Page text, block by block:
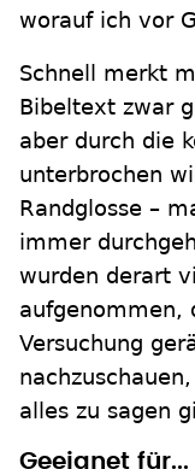
worauf ich vor
Schnell merkt
Bibeltext zwar
aber durch die
unterbrochen
Randglosse –
immer
wurden derart
aufgenommen,
Versuchung
alles zu sagen
Geeignet